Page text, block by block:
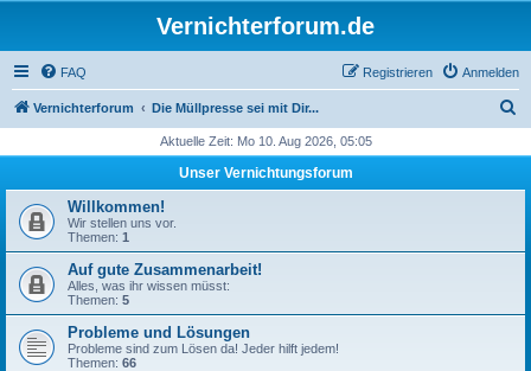
Vernichterforum.de
FAQ Anmelden
Registrieren
Vernichterforum Die Müllpresse sei mit Dir...
h
Aktuelle Zeit: Mo 10. Aug 2026, 05:05
Unser Vernichtungsforum
Willkommen!
Wir stellen uns vor.
Themen: 1
Auf gute Zusammenarbeit!
Alles, was ihr wissen müsst:
Themen: 5
Probleme und Lösungen
Probleme sind zum Lösen da! Jeder hilft jedem!
Themen: 66